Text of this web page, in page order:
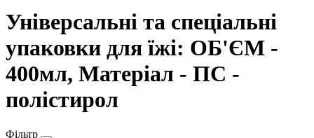
Універсальні та спеціальні
упаковки для їжі: ОБ'ЄМ -
400мл, Матеріал - ПС -
полістирол
Фільтр